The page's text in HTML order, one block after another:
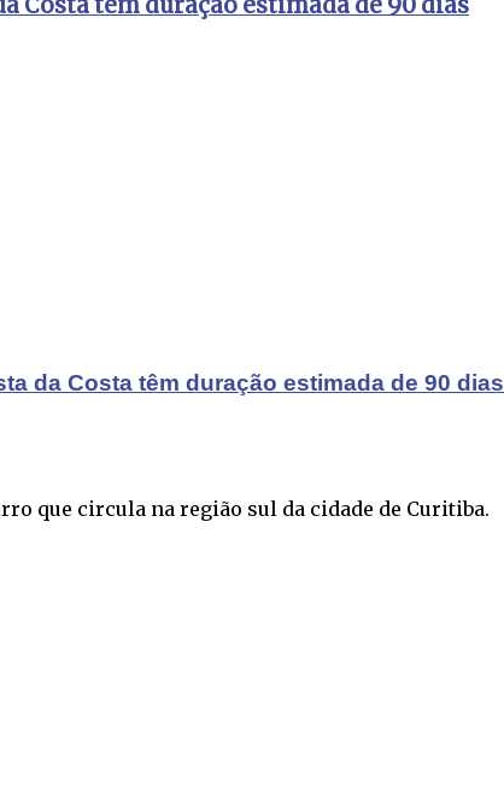
da Costa têm duração estimada de 90 dias
que circula na região sul da cidade de Curitiba.